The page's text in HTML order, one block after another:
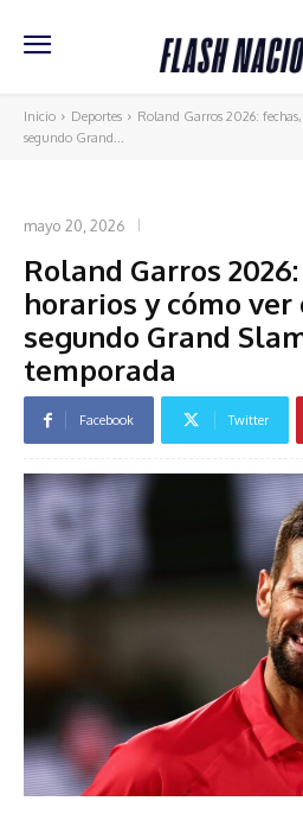
Inicio Deportes
Roland Garros 2026:
segundo Grand...
mayo 20, 2026
Roland Garros
horarios y cómo
segundo Grand
temporada
Facebook Twitter